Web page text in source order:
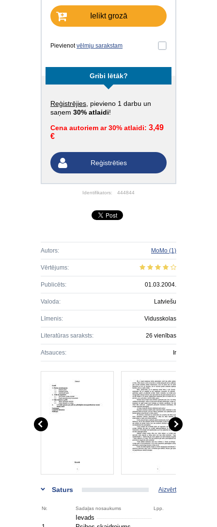
Ielikt grozā
Pievienotvēlmju sarakstam
Gribi lētāk?
Reģistrējies , pievieno 1 darbu un
saņem 30% atlaidi!
Cena autoriem ar 30% atlaidi: 3,49
€
Reģistrēties
Identifikators: 444844
Autors: MoMo (1)
Vērtējums:
Publicēts: 01.03.2004.
Valoda: Latviešu
Līmenis: Vidusskolas
Literatūras saraksts: 26 vienības
Atsauces: Ir
Saturs Aizvērt
Nr. Sadaļas nosaukums Lpp.
Ievads